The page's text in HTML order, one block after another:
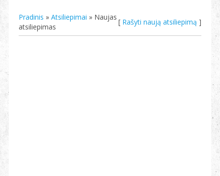
Pradinis » Atsiliepimai » Naujas
atsiliepimas
[ Rašyti naują atsiliepimą ]